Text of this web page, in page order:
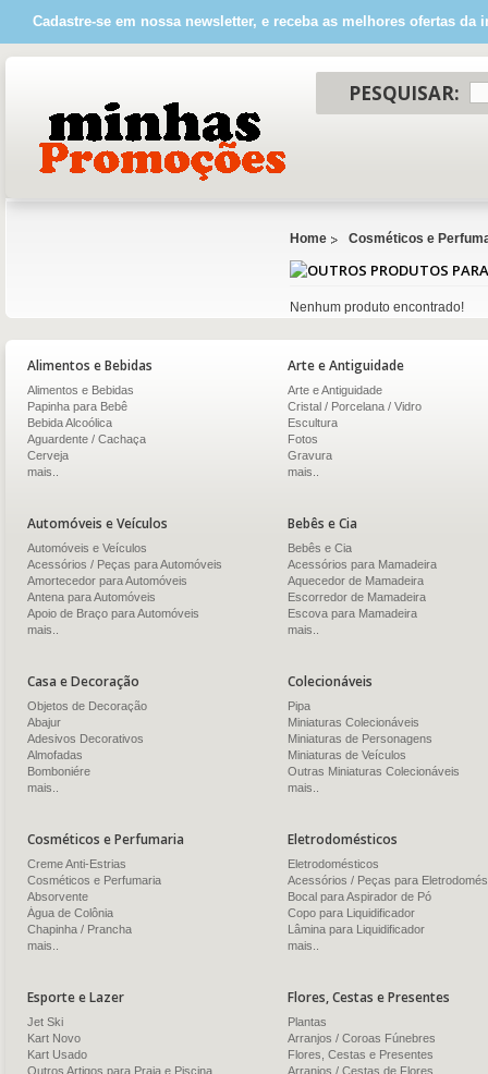
Cadastre-se em nossa newsletter, e receba as melhores ofertas da
PESQUISAR:
Home Cosméticos e
Nenhum produto encontrado!
Alimentos e Bebidas
Alimentos e Bebidas
Papinha para Bebê
Bebida Alcoólica
Aguardente / Cachaça
Cerveja
mais..
Arte e Antiguidade
Arte e Antiguidade
Cristal / Porcelana / Vidro
Escultura
Fotos
Gravura
mais..
Automóveis e Veículos
Automóveis e Veículos
Acessórios / Peças para Automóveis
Amortecedor para Automóveis
Antena para Automóveis
Apoio de Braço para Automóveis
mais..
Bebês e Cia
Bebês e Cia
Acessórios para Mamadeira
Aquecedor de Mamadeira
Escorredor de Mamadeira
Escova para Mamadeira
mais..
Casa e Decoração
Objetos de Decoração
Abajur
Adesivos Decorativos
Almofadas
Bomboniére
mais..
Colecionáveis
Pipa
Miniaturas Colecionáveis
Miniaturas de Personagens
Miniaturas de Veículos
Outras Miniaturas Colecionáveis
mais..
Cosméticos e Perfumaria
Creme Anti-Estrias
Cosméticos e Perfumaria
Absorvente
Água de Colônia
Chapinha / Prancha
mais..
Eletrodomésticos
Eletrodomésticos
Acessórios / Peças para
Bocal para Aspirador de Pó
Copo para Liquidificador
Lâmina para Liquidificador
mais..
Esporte e Lazer
Jet Ski
Kart Novo
Kart Usado
Outros Artigos para Praia e Piscina
Flores, Cestas e Presentes
Plantas
Arranjos / Coroas Fúnebres
Flores, Cestas e Presentes
Arranjos / Cestas de Flores